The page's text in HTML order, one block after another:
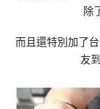
除
而且還特別加了
友